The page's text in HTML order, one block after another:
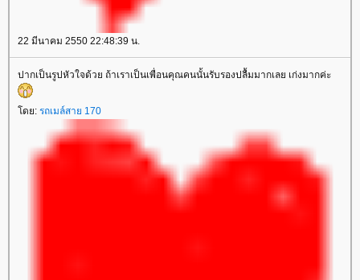
22 มีนาคม 2550 22:48:39 น.
ปากเป็นรูปหัวใจด้วย ถ้าเราเป็นเพื่อนคุณคนนั้นรับรองปลื้มมากเลย เก่งมากค่ะ
ดย: รถเมล์สาย 170